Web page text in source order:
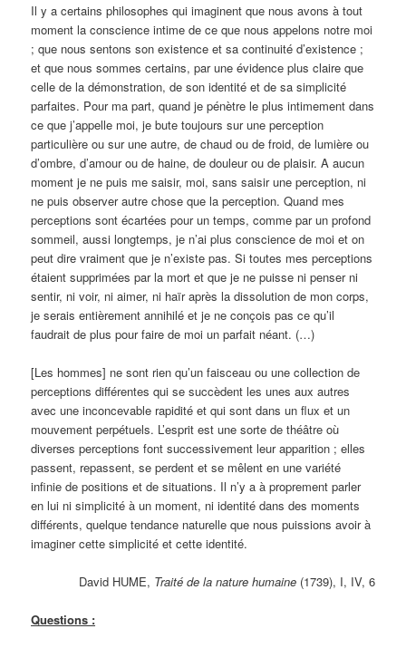
Il y a certains philosophes qui imaginent que nous avons à tout
moment la conscience intime de ce que nous appelons notre moi
; que nous sentons son existence et sa continuité d’existence ;
et que nous sommes certains, par une évidence plus claire que
celle de la démonstration, de son identité et de sa simplicité
parfaites. Pour ma part, quand je pénètre le plus intimement dans
ce que j’appelle moi, je bute toujours sur une perception
particulière ou sur une autre, de chaud ou de froid, de lumière ou
d’ombre, d’amour ou de haine, de douleur ou de plaisir. A aucun
moment je ne puis me saisir, moi, sans saisir une perception, ni
ne puis observer autre chose que la perception. Quand mes
perceptions sont écartées pour un temps, comme par un profond
sommeil, aussi longtemps, je n’ai plus conscience de moi et on
peut dire vraiment que je n’existe pas. Si toutes mes perceptions
étaient supprimées par la mort et que je ne puisse ni penser ni
sentir, ni voir, ni aimer, ni haïr après la dissolution de mon corps,
je serais entièrement annihilé et je ne conçois pas ce qu’il
faudrait de plus pour faire de moi un parfait néant. (…)
[Les hommes] ne sont rien qu’un faisceau ou une collection de
perceptions différentes qui se succèdent les unes aux autres
avec une inconcevable rapidité et qui sont dans un flux et un
mouvement perpétuels. L’esprit est une sorte de théâtre où
diverses perceptions font successivement leur apparition ; elles
passent, repassent, se perdent et se mêlent en une variété
infinie de positions et de situations. Il n’y a à proprement parler
en lui ni simplicité à un moment, ni identité dans des moments
différents, quelque tendance naturelle que nous puissions avoir à
imaginer cette simplicité et cette identité.
David HUME, Traité de la nature humaine(1739), I, IV, 6
Questions :